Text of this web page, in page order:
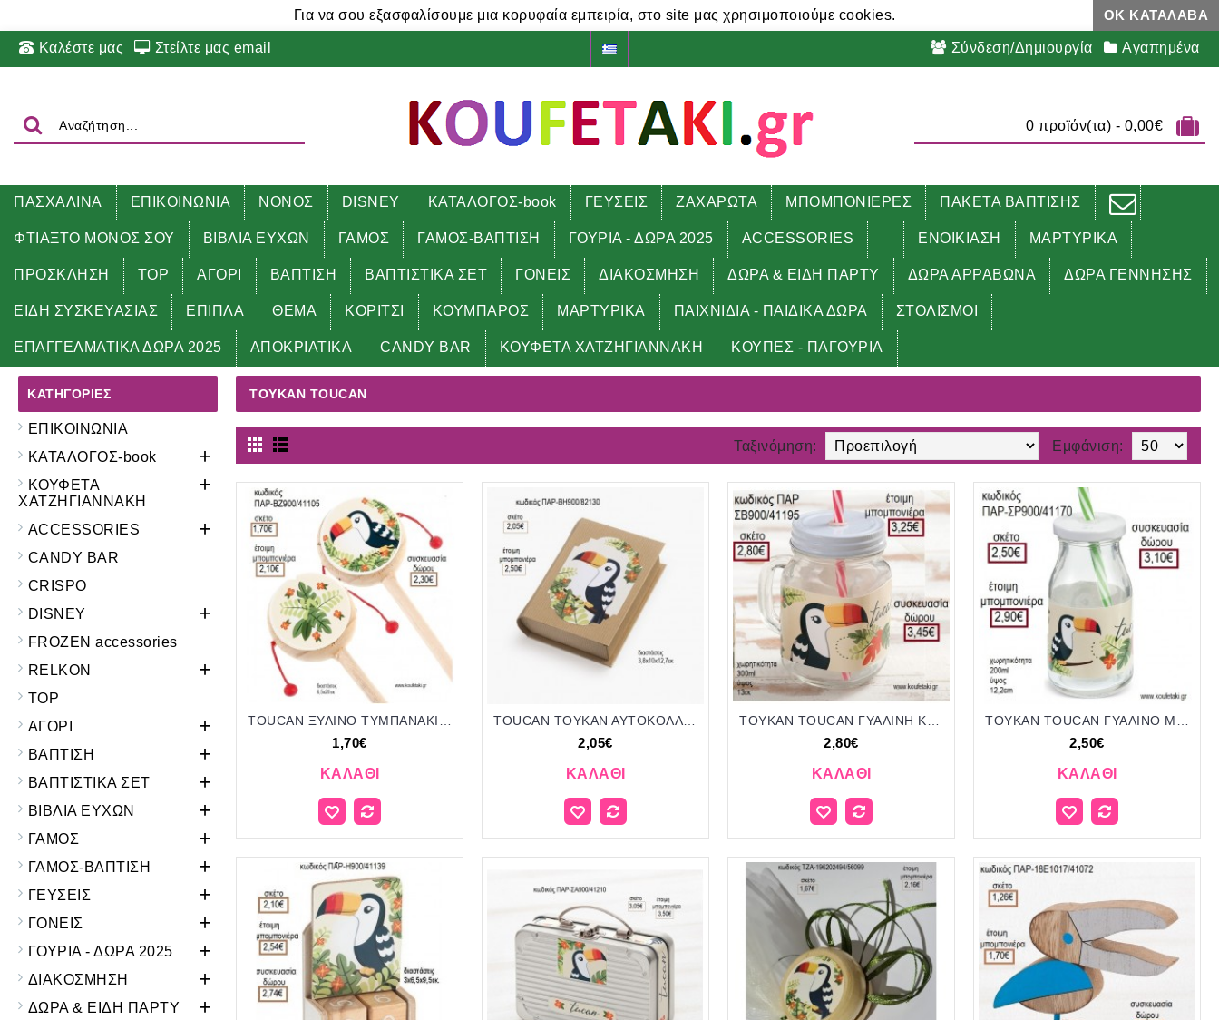
Για να σου εξασφαλίσουμε μια κορυφαία εμπειρία, στο site μας χρησιμοποιούμε cookies. ΟΚ ΚΑΤΆΛΑΒΑ
Καλέστε μας Στείλτε μας email Σύνδεση/Δημιουργία Αγαπημένα
0 προϊόν(τα) - 0,00€
ΠΑΣΧΑΛΙΝΑ ΕΠΙΚΟΙΝΩΝΙΑ ΝΟΝΟΣ DISNEY ΚΑΤΑΛΟΓΟΣ-book ΓΕΥΣΕΙΣ ΖΑΧΑΡΩΤΑ ΜΠΟΜΠΟΝΙΕΡΕΣ ΠΑΚΕΤΑ ΒΑΠΤΙΣΗΣ
ΦΤΙΑΞΤΟ ΜΟΝΟΣ ΣΟΥ ΒΙΒΛΙΑ ΕΥΧΩΝ ΓΑΜΟΣ ΓΑΜΟΣ-ΒΑΠΤΙΣΗ ΓΟΥΡΙΑ - ΔΩΡΑ 2025 ACCESSORIES ΕΝΟΙΚΙΑΣΗ ΜΑΡΤΥΡΙΚΑ
ΠΡΟΣΚΛΗΣΗ TOP ΑΓΟΡΙ ΒΑΠΤΙΣΗ ΒΑΠΤΙΣΤΙΚΑ ΣΕΤ ΓΟΝΕΙΣ ΔΙΑΚΟΣΜΗΣΗ ΔΩΡΑ & ΕΙΔΗ ΠΑΡΤΥ ΔΩΡΑ ΑΡΡΑΒΩΝΑ ΔΩΡΑ ΓΕΝΝΗΣΗΣ
ΕΙΔΗ ΣΥΣΚΕΥΑΣΙΑΣ ΕΠΙΠΛΑ ΘΕΜΑ ΚΟΡΙΤΣΙ ΚΟΥΜΠΑΡΟΣ ΜΑΡΤΥΡΙΚΑ ΠΑΙΧΝΙΔΙΑ - ΠΑΙΔΙΚΑ ΔΩΡΑ ΣΤΟΛΙΣΜΟΙ
ΕΠΑΓΓΕΛΜΑΤΙΚΑ ΔΩΡΑ 2025 ΑΠΟΚΡΙΑΤΙΚΑ CANDY BAR ΚΟΥΦΕΤΑ ΧΑΤΖΗΓΙΑΝΝΑΚΗ ΚΟΥΠΕΣ - ΠΑΓΟΥΡΙΑ
Αρχική ΘΕΜΑ ΤΟΥΚΑΝ TOUCAN
ΚΑΤΗΓΟΡΊΕΣ
ΕΠΙΚΟΙΝΩΝΙΑ
ΚΑΤΑΛΟΓΟΣ-book
+
ΚΟΥΦΕΤΑ
ΧΑΤΖΗΓΙΑΝΝΑΚΗ
+
ACCESSORIES +
CANDY BAR
CRISPO
DISNEY
+
FROZEN accessories
RELKON
+
TOP
ΑΓΟΡΙ
+
ΒΑΠΤΙΣΗ +
ΒΑΠΤΙΣΤΙΚΑ ΣΕΤ +
ΒΙΒΛΙΑ ΕΥΧΩΝ +
ΓΑΜΟΣ +
ΓΑΜΟΣ-ΒΑΠΤΙΣΗ +
ΓΕΥΣΕΙΣ +
ΓΟΝΕΙΣ +
ΓΟΥΡΙΑ - ΔΩΡΑ 2025 +
ΔΙΑΚΟΣΜΗΣΗ +
ΔΩΡΑ & ΕΙΔΗ ΠΑΡΤΥ +
ΤΟΥΚΑΝ TOUCAN
Εμφάνιση:
Ταξινόμηση:
1,70€
ΚΑΛΆΘΙ
2,05€
ΚΑΛΆΘΙ
2,80€
ΚΑΛΆΘΙ
2,50€
ΚΑΛΆΘΙ